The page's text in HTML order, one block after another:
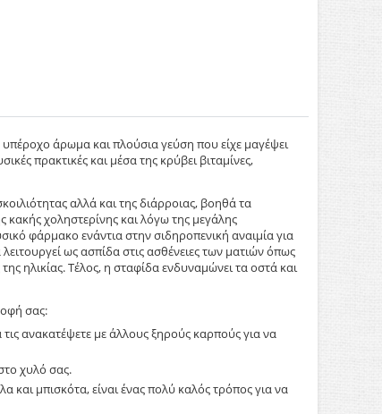
άρωμα και πλούσια γεύση που είχε μαγέψει
πρακτικές και μέσα της κρύβει βιταμίνες,
αλλά και της διάρροιας, βοηθά τα
κακής χοληστερίνης και λόγω της μεγάλης
φάρμακο ενάντια στην σιδηροπενική αναιμία για
ως ασπίδα στις ασθένειες των ματιών όπως
ηλικίας. Τέλος, η σταφίδα ενδυναμώνει τα οστά και
σας:
τις ανακατέψετε με άλλους ξηρούς καρπούς για να
χυλό σας.
μπισκότα, είναι ένας πολύ καλός τρόπος για να